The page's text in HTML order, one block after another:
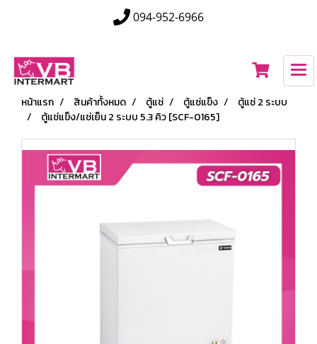
094-952-6966
หน้าแรก สินค้าทั้งหมด ตู้แช่ ตู้แช่แข็ง
ตู้แช่ 2 ระบบ
ตู้แช่แข็ง/แช่เย็น 2 ระบบ 5.3 คิว [SCF-0165]